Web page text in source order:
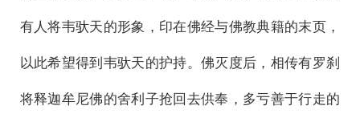
有人将韦驮天的形象，印在佛经与佛教典籍的末页，
以此希望得到韦驮天的护持。佛灭度后，相传有罗刹
将释迦牟尼佛的舍利子抢回去供奉，多亏善于行走的